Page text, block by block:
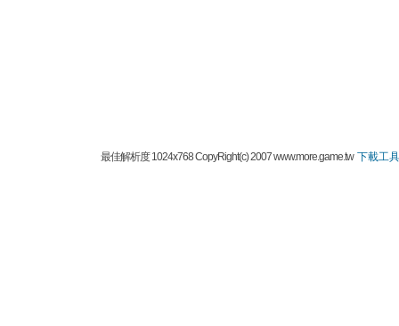
最佳解析度 1024x768 CopyRight(c) 2007 www.more.game.tw下載工